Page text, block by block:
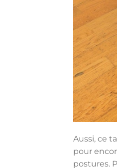
Aussi, ce
pour
postures.